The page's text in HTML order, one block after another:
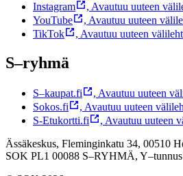
Instagram
, Avautuu uuteen
YouTube
, Avautuu uuteen
TikTok
, Avautuu uuteen
S–ryhmä
S–kaupat.fi , Avautuu uuteen
Sokos.fi
, Avautuu uuteen
S-Etukortti.fi
, Avautuu uuteen
Ässäkeskus, Fleminginkatu 34, 00510
SOK PL1 00088 S–RYHMÄ,